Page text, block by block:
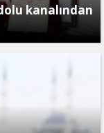
kanalından